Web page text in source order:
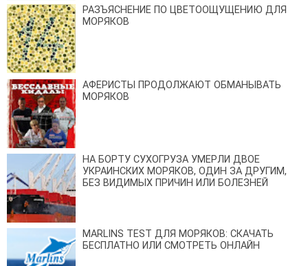
РАЗЪЯСНЕНИЕ ПО ЦВЕТООЩУЩЕНИЮ ДЛЯ
МОРЯКОВ
АФЕРИСТЫ ПРОДОЛЖАЮТ ОБМАНЫВАТЬ
МОРЯКОВ
НА БОРТУ СУХОГРУЗА УМЕРЛИ ДВОЕ
УКРАИНСКИХ МОРЯКОВ, ОДИН ЗА ДРУГИМ,
БЕЗ ВИДИМЫХ ПРИЧИН ИЛИ БОЛЕЗНЕЙ
MARLINS TEST ДЛЯ МОРЯКОВ: СКАЧАТЬ
БЕСПЛАТНО ИЛИ СМОТРЕТЬ ОНЛАЙН